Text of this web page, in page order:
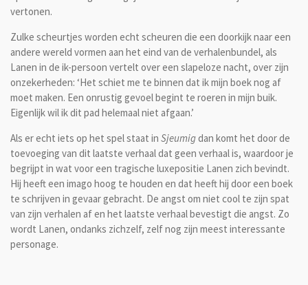
vertonen.
Zulke scheurtjes worden echt scheuren die een doorkijk naar een
andere wereld vormen aan het eind van de verhalenbundel, als
Lanen in de ik-persoon vertelt over een slapeloze nacht, over zijn
onzekerheden: ‘Het schiet me te binnen dat ik mijn boek nog af
moet maken. Een onrustig gevoel begint te roeren in mijn buik.
Eigenlijk wil ik dit pad helemaal niet afgaan.’
Als er echt iets op het spel staat in Sjeumigdan komt het door de
toevoeging van dit laatste verhaal dat geen verhaal is, waardoor je
begrijpt in wat voor een tragische luxepositie Lanen zich bevindt.
Hij heeft een imago hoog te houden en dat heeft hij door een boek
te schrijven in gevaar gebracht. De angst om niet cool te zijn spat
van zijn verhalen af en het laatste verhaal bevestigt die angst. Zo
wordt Lanen, ondanks zichzelf, zelf nog zijn meest interessante
personage.